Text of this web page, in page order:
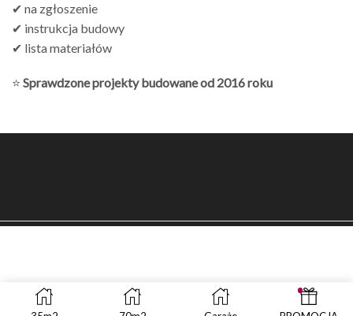
✔ na zgłoszenie
✔ instrukcja budowy
✔ lista materiałów
⭐ Sprawdzone projekty budowane od 2016 roku